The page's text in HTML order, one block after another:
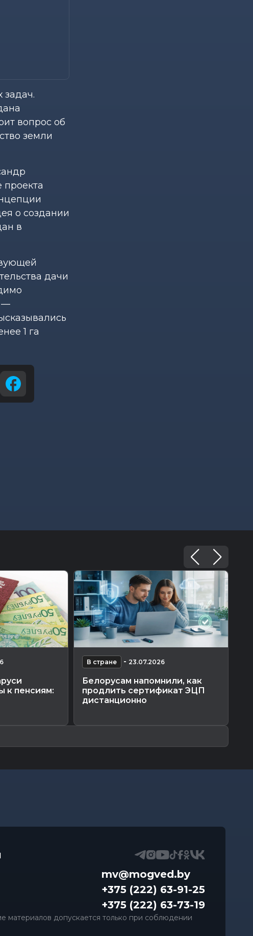
задач.
вопрос об
земли
о создании
в
дачи
—
1 га
к пенсиям:
В стране - 23.07.2026
Белорусам напомнили, как
продлить сертификат ЭЦП
дистанционно
mv@mogved.by
+375 (222) 63-91-25
+375 (222) 63-73-19
материалов допускается только при соблюдении